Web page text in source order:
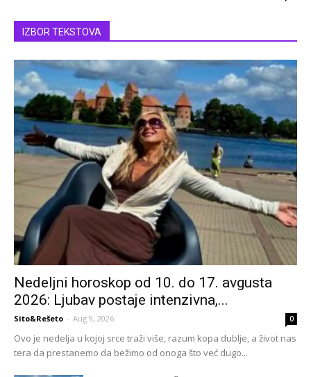
IZBOR TEKSTOVA
Nedeljni horoskop od 10. do 17. avgusta
2026: Ljubav postaje intenzivna,...
Sito&Rešeto - Aug 9, 2026 0
Ovo je nedelja u kojoj srce traži više, razum kopa dublje, a život nas
tera da prestanemo da bežimo od onoga što već dugo...